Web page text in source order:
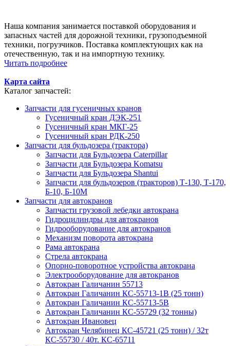
Наша компания занимается поставкой оборудования и
запасных частей для дорожной техники, грузоподъемной
техники, погрузчиков. Поставка комплектующих как на
отечественную, так и на импортную технику.
Читать подробнее
Карта сайта
Каталог запчастей:
Запчасти для гусеничных кранов
Гусеничный кран ДЭК-251
Гусеничный кран МКГ-25
Гусеничный кран РДК-250
Запчасти для бульдозера (трактора)
Запчасти для Бульдозера Caterpillar
Запчасти для Бульдозера Komatsu
Запчасти для Бульдозера Shantui
Запчасти для бульдозеров (тракторов) Т-130, Т-170,
Б-10, Б-10М
Запчасти для автокранов
Запчасти грузовой лебедки автокрана
Гидроцилиндры для автокранов
Гидрооборудование для автокранов
Механизм поворота автокрана
Рама автокрана
Стрела автокрана
Опорно-поворотное устройства автокрана
Электрооборудование для автокранов
Автокран Галичанин 55713
Автокран Галичанин КС-55713-1В (25 тонн)
Автокран Галичанин КС-55713-5В
Автокран Галичанин КС-55729 (32 тонны)
Автокран Ивановец
Автокран Челябинец КС-45721 (25 тонн) / 32т
КС-55730 / 40т. КС-65711